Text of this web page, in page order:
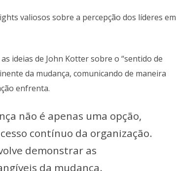
valiosos sobre a percepção dos líderes em
ideias de John Kotter sobre o “sentido de
da mudança, comunicando de maneira
enfrenta.
não é apenas uma opção,
contínuo da organização.
demonstrar as
da mudança.